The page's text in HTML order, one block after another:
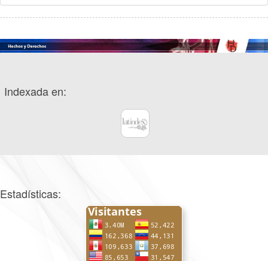
Indexada en:
Estadísticas: